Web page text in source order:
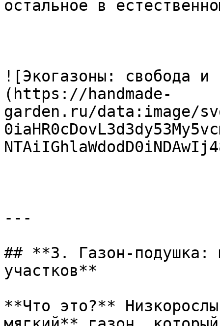
остальное в
![Экогазоны: свобода и
(https://handmade-
garden.ru/data:image/
---
## **3. Газон-подушка:
участков**
**Что это?**